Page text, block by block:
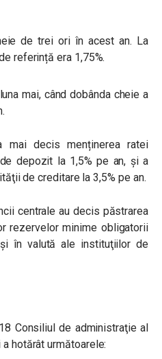
de trei ori în acest an. La
referință era 1,75%.
mai, când dobânda cheie a
mai decis menținerea ratei
depozit la 1,5% pe an, şi a
de creditare la 3,5% pe an.
centrale au decis păstrarea
rezervelor minime obligatorii
în valută ale instituţiilor de
Consiliul de administraţie al
hotărât următoarele: